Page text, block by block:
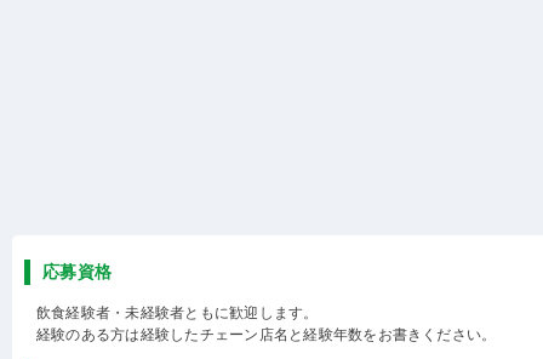
応募資格
飲食経験者・未経験者ともに歓迎します。
経験のある方は経験したチェーン店名と経験年数をお書きください。